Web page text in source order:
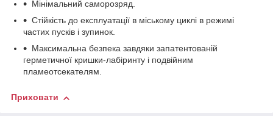
Мінімальний саморозряд.
Стійкість до експлуатації в міському циклі в режимі
частих пусків і зупинок.
Максимальна безпека завдяки запатентованій
герметичної кришки-лабіринту і подвійним
пламеотсекателям.
Приховати